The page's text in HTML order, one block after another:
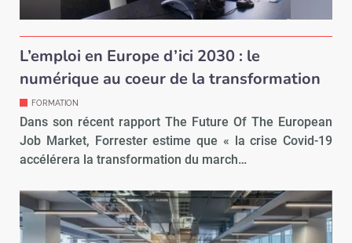
L’emploi en Europe d’ici 2030 : le
numérique au coeur de la transformation
FORMATION
Dans son récent rapport The Future Of The European
Job Market, Forrester estime que « la crise Covid-19
accélérera la transformation du march…